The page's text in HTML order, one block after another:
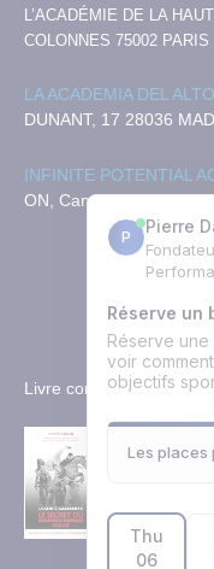
L’ACADÉMIE DE LA
COLONNES 75002 PARIS
LA ACADEMIA DEL
DUNANT, 17 28036
INFINITE POTENTIAL
ON, Canada. M5V 0H7
Livre conseillé
début puis se